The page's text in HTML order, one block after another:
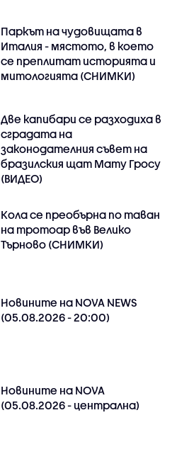
Паркът на чудовищата в
Италия - мястото, в което
се преплитат историята и
митологията (СНИМКИ)
Две капибари се разходиха в
сградата на
законодателния съвет на
бразилския щат Мату Гросу
(ВИДЕО)
Кола се преобърна по таван
на тротоар във Велико
Търново (СНИМКИ)
Новините на NOVA NEWS
(05.08.2026 - 20:00)
Новините на NOVA
(05.08.2026 - централна)